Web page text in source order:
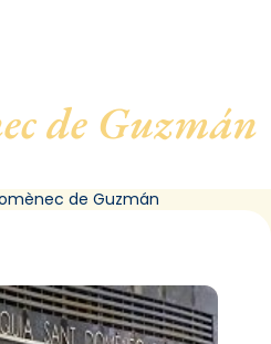
de Guzmán
de Guzmán